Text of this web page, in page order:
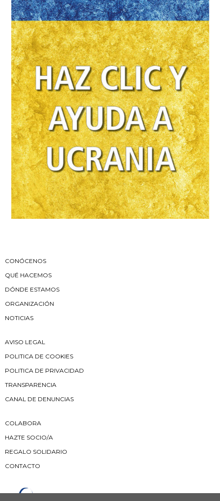
CONÓCENOS
QUÉ HACEMOS
DÓNDE ESTAMOS
ORGANIZACIÓN
NOTICIAS
AVISO LEGAL
POLITICA DE COOKIES
POLITICA DE PRIVACIDAD
TRANSPARENCIA
CANAL DE DENUNCIAS
COLABORA
HAZTE SOCIO/A
REGALO SOLIDARIO
CONTACTO